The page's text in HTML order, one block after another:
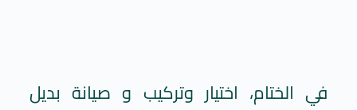
في الختام، اختيار وتركيب و صيانة بديل